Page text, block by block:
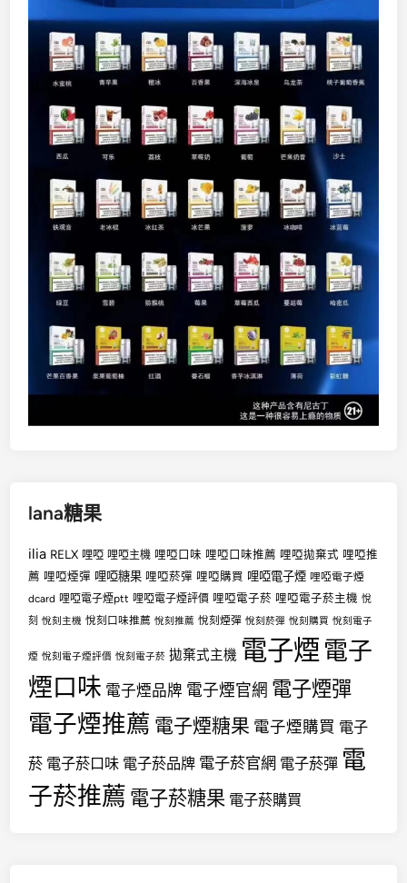
lana糖果
ilia RELX 哩啞 哩啞主機 哩啞口味 哩啞口味推薦 哩啞拋棄式 哩啞推
薦 哩啞煙彈 哩啞糖果 哩啞菸彈 哩啞購買 哩啞電子煙 哩啞電子煙
dcard 哩啞電子煙ptt 哩啞電子煙評價 哩啞電子菸 哩啞電子菸主機 悅
刻 悅刻主機 悅刻口味推薦 悅刻推薦 悅刻煙彈 悅刻菸彈 悅刻購買 悅刻電子
煙 悅刻電子煙評價 悅刻電子菸 拋棄式主機 電子煙 電子
煙口味 電子煙品牌 電子煙官網 電子煙彈
電子煙推薦 電子煙糖果 電子煙購買 電子
菸 電子菸口味 電子菸品牌 電子菸官網 電子菸彈 電
子菸推薦 電子菸糖果 電子菸購買